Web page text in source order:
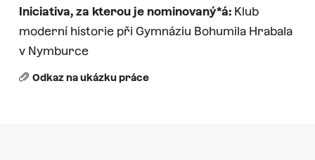
Iniciativa, za kterou je nominovaný*á:Klub
moderní historie při Gymnáziu Bohumila Hrabala
v Nymburce
Odkaz na ukázku práce